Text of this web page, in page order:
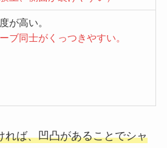
が高い。
ブ同士がくっつきやすい。
れば、凹凸があることでシャ